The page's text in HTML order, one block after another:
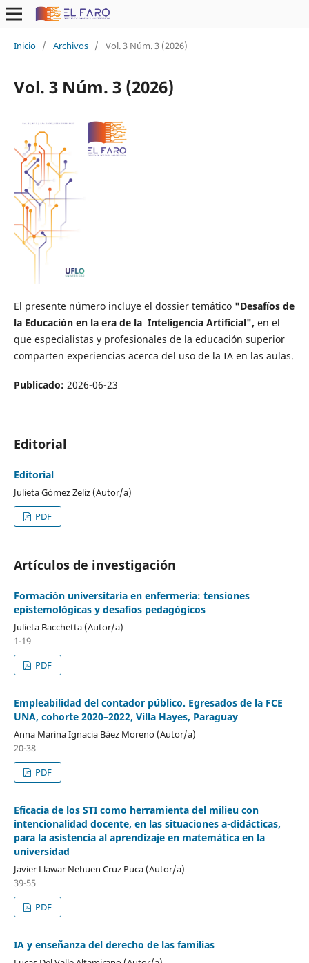
Inicio / Archivos / Vol. 3 Núm. 3 (2026)
Vol. 3 Núm. 3 (2026)
El presente número incluye el dossier temático "Desafíos de
la Educación en la era de la Inteligencia Artificial", en el
que especialistas y profesionales de la educación superior
comparten experiencias acerca del uso de la IA en las aulas.
Publicado: 2026-06-23
Editorial
Editorial
Julieta Gómez Zeliz (Autor/a)
PDF
Artículos de investigación
Formación universitaria en enfermería: tensiones
epistemológicas y desafíos pedagógicos
Julieta Bacchetta (Autor/a)
1-19
PDF
Empleabilidad del contador público. Egresados de la FCE
UNA, cohorte 2020–2022, Villa Hayes, Paraguay
Anna Marina Ignacia Báez Moreno (Autor/a)
20-38
PDF
Eficacia de los STI como herramienta del milieu con
intencionalidad docente, en las situaciones a-didácticas,
para la asistencia al aprendizaje en matemática en la
universidad
Javier Llawar Nehuen Cruz Puca (Autor/a)
39-55
PDF
IA y enseñanza del derecho de las familias